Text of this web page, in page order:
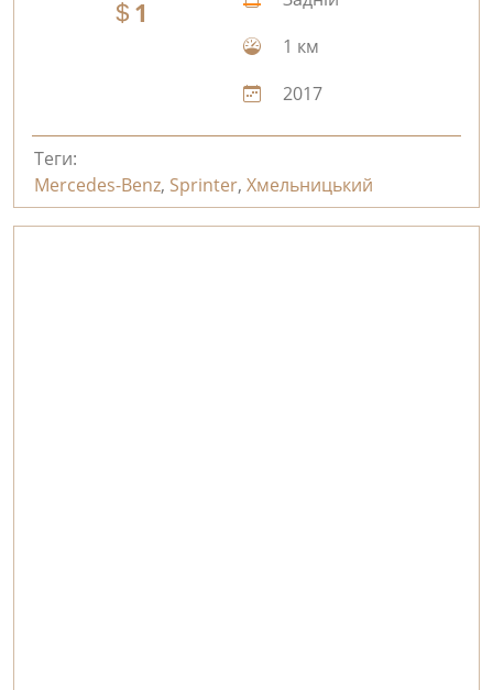
1
1 км
2017
Теги:
Mercedes-Benz, Sprinter, Хмельницький